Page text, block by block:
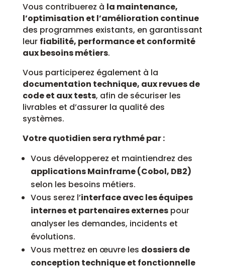
Vous contribuerez à la maintenance,
l’optimisation et l’amélioration continue
des programmes existants, en garantissant
leur fiabilité, performance et conformité
aux besoins métiers.
Vous participerez également à la
documentation technique, aux revues de
code et aux tests, afin de sécuriser les
livrables et d’assurer la qualité des
systèmes.
Votre quotidien sera rythmé par :
Vous développerez et maintiendrez des
applications Mainframe (Cobol, DB2)
selon les besoins métiers.
Vous serez l’interface avec les équipes
internes et partenaires externespour
analyser les demandes, incidents et
évolutions.
Vous mettrez en œuvre les dossiers de
conception technique et fonctionnelle